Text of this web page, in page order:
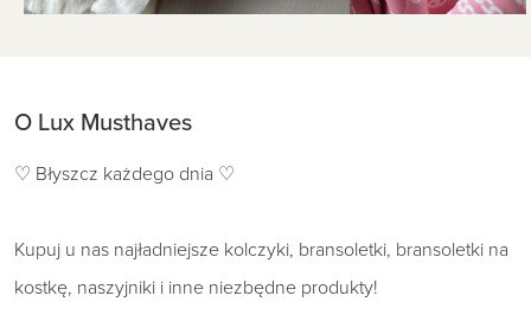
O Lux Musthaves
♡ Błyszcz każdego dnia ♡
Kupuj u nas najładniejsze kolczyki, bransoletki, bransoletki na
kostkę, naszyjniki i inne niezbędne produkty!